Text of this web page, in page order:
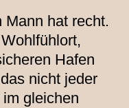
Mann hat recht.
Hafen
nicht jeder
gleichen